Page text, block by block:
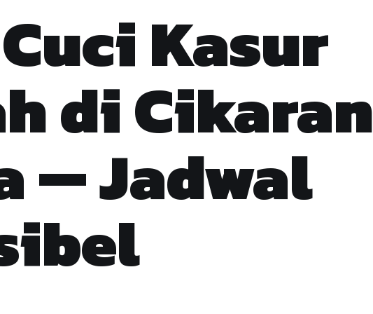
Kasur
di
— Jadwal